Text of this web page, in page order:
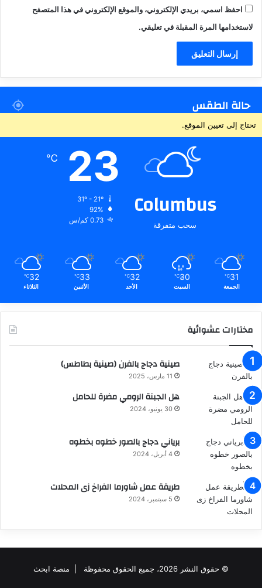
احفظ اسمي، بريدي الإلكتروني، والموقع الإلكتروني في هذا المتصفح
لاستخدامها المرة المقبلة في تعليقي.
حالة الطقس
تحتاج إلى تعيين الموقع.
Columbus
سحب متفرقة
23
℃
92%
0.73 كم/س
31
℃
الجمعة
30
℃
السبت
32
℃
الأحد
33
℃
الأثنين
32
℃
الثلاثاء
مختارات عشوائية
صينية دجاج بالفرن (صينية بطاطس)
11 مارس، 2025
هل الجبنة الرومي مضرة للحامل
30 يونيو، 2024
برياني دجاج بالصور خطوه بخطوه
4 أبريل، 2024
طريقة عمل شاورما الفراخ زى المحلات
5 سبتمبر، 2024
© حقوق النشر 2026، جميع الحقوق محفوظة | منصة ابحث